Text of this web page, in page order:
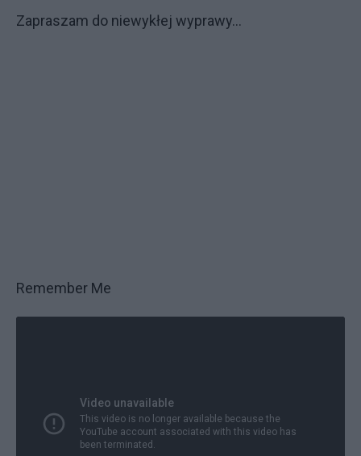
Zapraszam do niewykłej wyprawy...
Remember Me